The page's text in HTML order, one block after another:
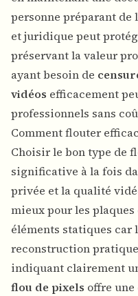
personne préparant de
et juridique peut
préservant la valeur
ayant besoin de
vidéos efficacement
professionnels sans
Comment flouter
Choisir le bon type de
significative à la fois
privée et la qualité
mieux pour les
éléments statiques car
reconstruction
indiquant clairement
flou de pixels offre